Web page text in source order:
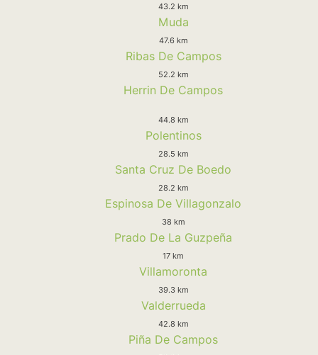
43.2 km
Muda
47.6 km
Ribas De Campos
52.2 km
Herrin De Campos
44.8 km
Polentinos
28.5 km
Santa Cruz De Boedo
28.2 km
Espinosa De Villagonzalo
38 km
Prado De La Guzpeña
17 km
Villamoronta
39.3 km
Valderrueda
42.8 km
Piña De Campos